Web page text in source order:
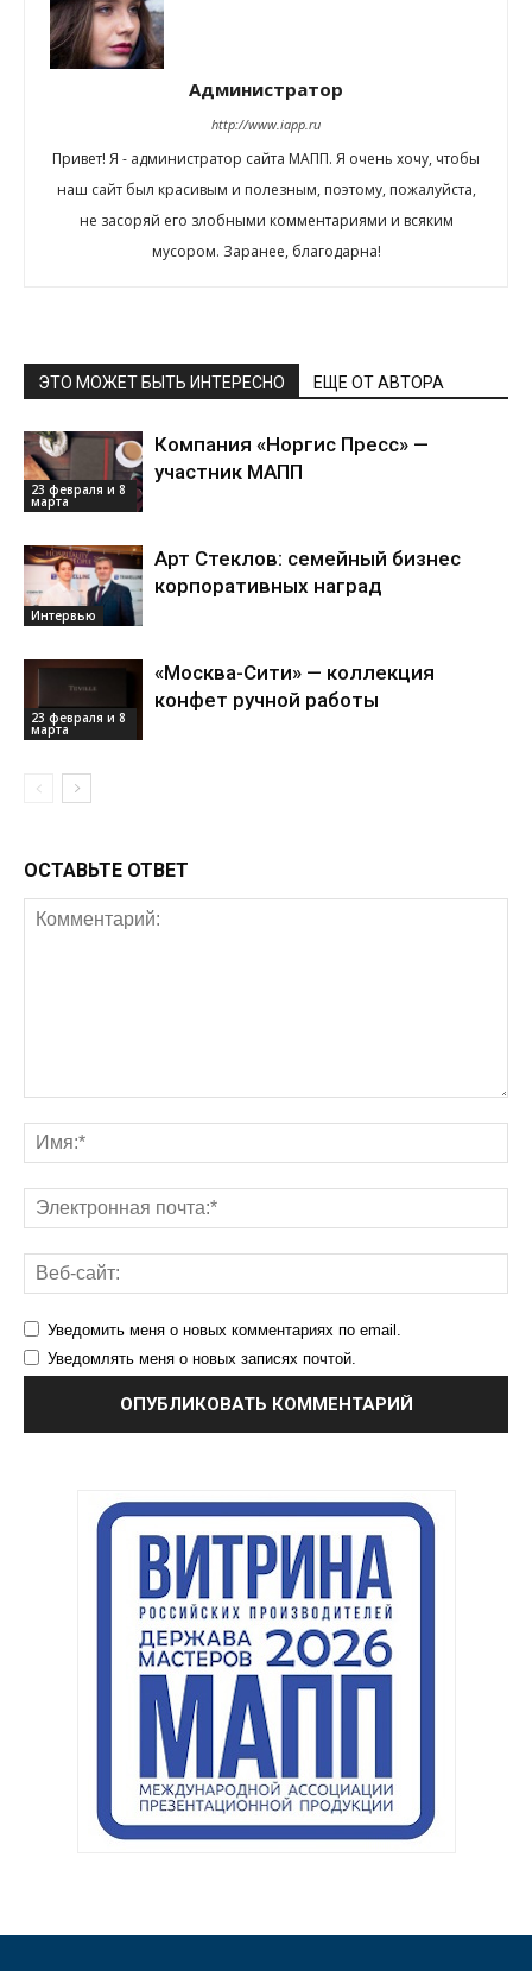
Администратор
http://www.iapp.ru
Привет! Я - администратор сайта МАПП. Я очень хочу, чтобы
наш сайт был красивым и полезным, поэтому, пожалуйста,
не засоряй его злобными комментариями и всяким
мусором. Заранее, благодарна!
ЭТО МОЖЕТ БЫТЬ ИНТЕРЕСНО ЕЩЕ ОТ АВТОРА
23 февраля и 8
марта
Компания «Норгис Пресс» —
участник МАПП
Интервью
Арт Стеклов: семейный бизнес
корпоративных наград
23 февраля и 8
марта
«Москва-Сити» — коллекция
конфет ручной работы
ОСТАВЬТЕ ОТВЕТ
Уведомить меня о новых комментариях по email.
Уведомлять меня о новых записях почтой.